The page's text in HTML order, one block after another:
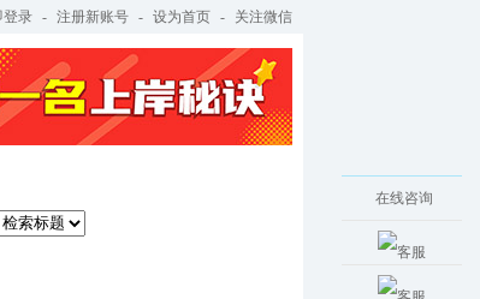
登录 - 注册新账号 - 设为首页 - 关注微信
在线咨询